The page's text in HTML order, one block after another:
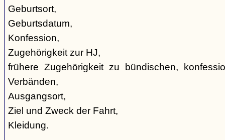
Geburtsort,
Geburtsdatum,
Konfession,
Zugehörigkeit zur HJ,
frühere Zugehörigkeit zu bündischen,
Verbänden,
Ausgangsort,
Ziel und Zweck der Fahrt,
Kleidung.